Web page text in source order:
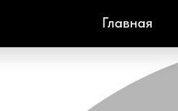
Главная